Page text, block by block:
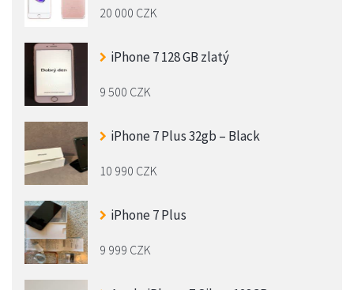
20 000 CZK
iPhone 7 128 GB zlatý
9 500 CZK
iPhone 7 Plus 32gb – Black
10 990 CZK
iPhone 7 Plus
9 999 CZK